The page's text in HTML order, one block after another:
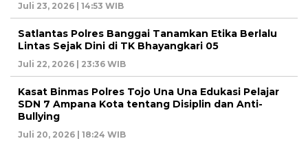
Juli 23, 2026 | 14:53 WIB
Satlantas Polres Banggai Tanamkan Etika Berlalu
Lintas Sejak Dini di TK Bhayangkari 05
Juli 22, 2026 | 23:36 WIB
Kasat Binmas Polres Tojo Una Una Edukasi Pelajar
SDN 7 Ampana Kota tentang Disiplin dan Anti-
Bullying
Juli 20, 2026 | 18:24 WIB